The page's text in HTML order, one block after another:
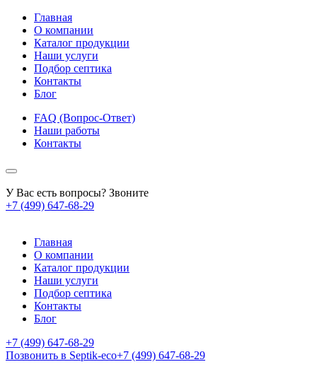
Главная
О компании
Каталог продукции
Наши услуги
Подбор септика
Контакты
Блог
FAQ (Вопрос-Ответ)
Наши работы
Контакты
У Вас есть вопросы? Звоните
+7 (499) 647-68-29
Главная
О компании
Каталог продукции
Наши услуги
Подбор септика
Контакты
Блог
+7 (499) 647-68-29
Позвонить в Septik-eco+7 (499) 647-68-29